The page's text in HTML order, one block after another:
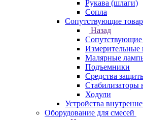
Рукава (шлаги)
Сопла
Сопутствующие
Назад
Сопутствующие
Измерительные
Малярные
Подъемники
Средства
Стабилизаторы
Ходули
Устройства
Оборудование для смесей